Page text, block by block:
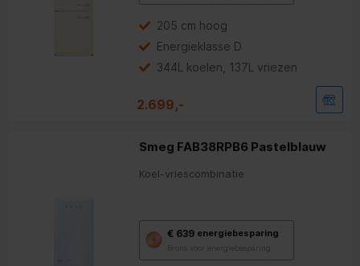
Youreko’s
voor
energiebesparing.
205 cm hoog
Energieklasse D
344L koelen, 137L vriezen
2.699,-
Smeg FAB38RPB6 Pastelblauw
Koel-vriescombinatie
€ 639 energiebesparing
Brons voor energiebesparing
deze